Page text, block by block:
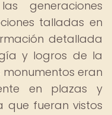
generaciones
talladas en
detallada
y logros de la
eran
en plazas y
que fueran vistos